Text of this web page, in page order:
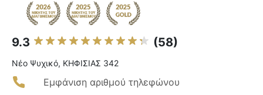
9.3 (58)
Νέο Ψυχικό, ΚΗΦΙΣΙΑΣ 342
Εμφάνιση αριθμού τηλεφώνου